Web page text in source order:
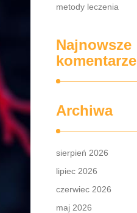
metody leczenia
Najnowsze
komentarze
Archiwa
sierpień 2026
lipiec 2026
czerwiec 2026
maj 2026